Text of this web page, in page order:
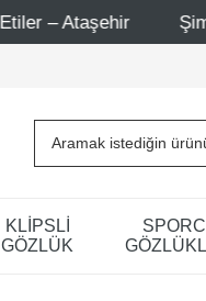
Şimdi Üye ol ! 5000
KLİPSLİ
GÖZLÜK